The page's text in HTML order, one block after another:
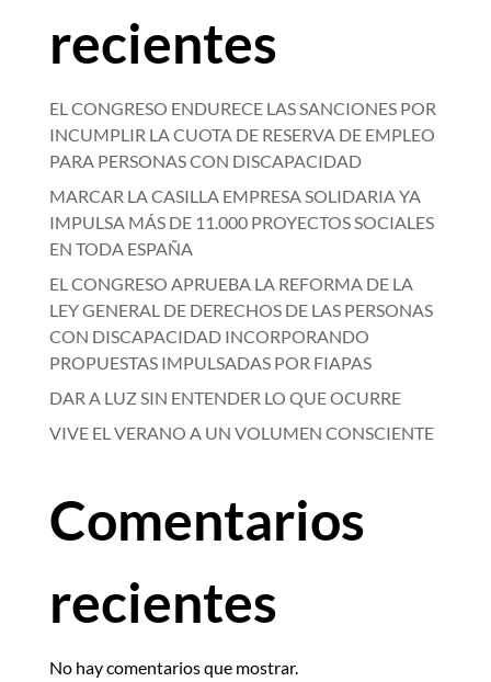
recientes
EL CONGRESO ENDURECE LAS SANCIONES POR
INCUMPLIR LA CUOTA DE RESERVA DE EMPLEO
PARA PERSONAS CON DISCAPACIDAD
MARCAR LA CASILLA EMPRESA SOLIDARIA YA
IMPULSA MÁS DE 11.000 PROYECTOS SOCIALES
EN TODA ESPAÑA
EL CONGRESO APRUEBA LA REFORMA DE LA
LEY GENERAL DE DERECHOS DE LAS PERSONAS
CON DISCAPACIDAD INCORPORANDO
PROPUESTAS IMPULSADAS POR FIAPAS
DAR A LUZ SIN ENTENDER LO QUE OCURRE
VIVE EL VERANO A UN VOLUMEN CONSCIENTE
Comentarios
recientes
No hay comentarios que mostrar.